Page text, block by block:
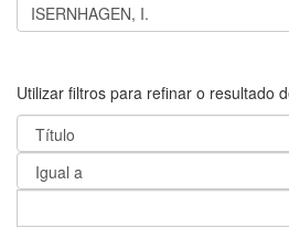
Utilizar filtros para refinar o resultado